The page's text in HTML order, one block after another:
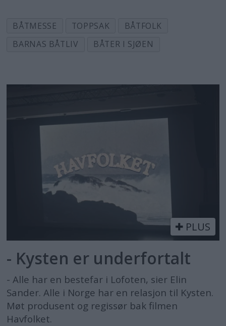
BÅTMESSE TOPPSAK
BÅTFOLK
BARNAS BÅTLIV
BÅTER I SJØEN
PLUS
- Kysten er underfortalt
- Alle har en bestefar i Lofoten, sier Elin
Sander. Alle i Norge har en relasjon til Kysten.
Møt produsent og regissør bak filmen
Havfolket.